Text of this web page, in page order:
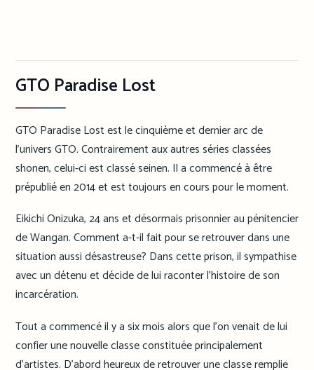
GTO Paradise Lost
GTO Paradise Lost est le cinquième et dernier arc de
l’univers GTO. Contrairement aux autres séries classées
shonen, celui-ci est classé seinen. Il a commencé à être
prépublié en 2014 et est toujours en cours pour le moment.
Eikichi Onizuka, 24 ans et désormais prisonnier au pénitencier
de Wangan. Comment a-t-il fait pour se retrouver dans une
situation aussi désastreuse? Dans cette prison, il sympathise
avec un détenu et décide de lui raconter l’histoire de son
incarcération.
Tout a commencé il y a six mois alors que l’on venait de lui
confier une nouvelle classe constituée principalement
d’artistes. D’abord heureux de retrouver une classe remplie